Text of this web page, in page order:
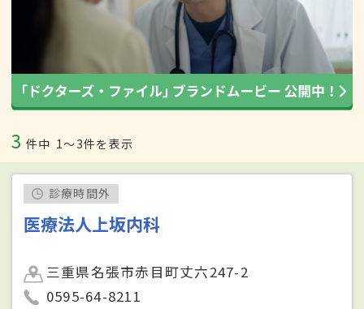
3 件中 1〜3件を表示
診療時間外
医療法人上坂内科
三重県名張市赤目町丈六247-2
0595-64-8211